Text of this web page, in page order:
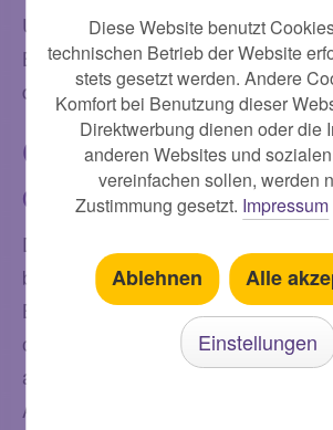
Um den Gutschein einzulösen,
Beschenkte während des Online-
den Gutscheincode eingeben.
Gibt es
der Buchauswahl?
Der
breite Auswahl. Es gibt jedoch
Beschränkungen hinsichtlich
oder bestimmter Verlage. Diese
auf dem Gutschein oder in den
Anbieters zu finden.
Diese Website benutzt
technischen Betrieb der Website
stets gesetzt werden. Andere
Komfort bei Benutzung dieser
Direktwerbung dienen oder die
anderen Websites und
vereinfachen sollen, werden
Zustimmung gesetzt. Impressum
Ablehnen Alle
Einstellungen